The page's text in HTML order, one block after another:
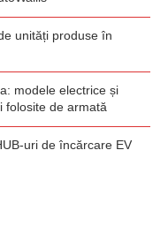
unități produse în
modele electrice și
folosite de armată
uri de încărcare EV